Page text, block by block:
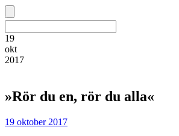
19
okt
2017
»Rör du en, rör du alla«
19 oktober 2017